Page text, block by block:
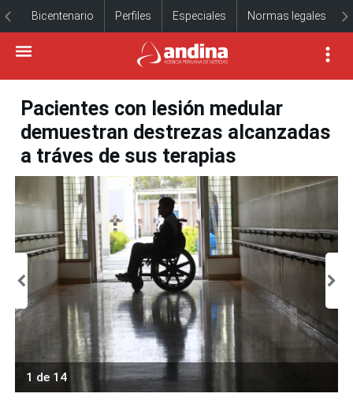
Bicentenario Perfiles Especiales Normas legales
Pacientes con lesión medular
demuestran destrezas alcanzadas
a tráves de sus terapias
1 de 14